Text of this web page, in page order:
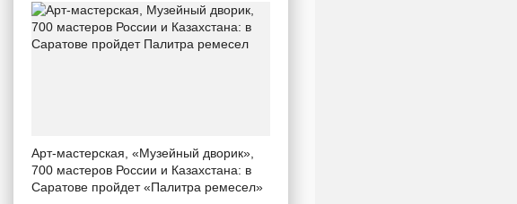
Арт-мастерская, «Музейный дворик»,
700 мастеров России и Казахстана: в
Саратове пройдет «Палитра ремесел»